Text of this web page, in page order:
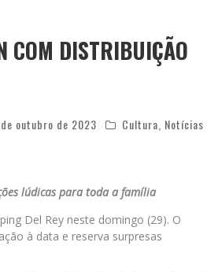
COM DISTRIBUIÇÃO
outubro de 2023 Cultura Notícias
lúdicas para toda a família
Del Rey neste domingo (29). O
à data e reserva surpresas